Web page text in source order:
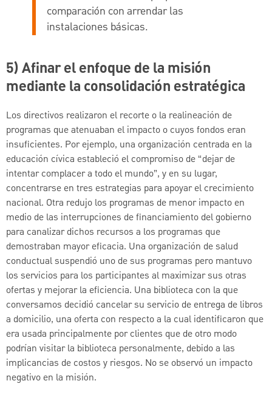
comparación con arrendar las
instalaciones básicas.
5) Afinar el enfoque de la misión
mediante la consolidación estratégica
Los directivos realizaron el recorte o la realineación de
programas que atenuaban el impacto o cuyos fondos eran
insuficientes. Por ejemplo, una organización centrada en la
educación cívica estableció el compromiso de “dejar de
intentar complacer a todo el mundo”, y en su lugar,
concentrarse en tres estrategias para apoyar el crecimiento
nacional. Otra redujo los programas de menor impacto en
medio de las interrupciones de financiamiento del gobierno
para canalizar dichos recursos a los programas que
demostraban mayor eficacia. Una organización de salud
conductual suspendió uno de sus programas pero mantuvo
los servicios para los participantes al maximizar sus otras
ofertas y mejorar la eficiencia. Una biblioteca con la que
conversamos decidió cancelar su servicio de entrega de libros
a domicilio, una oferta con respecto a la cual identificaron que
era usada principalmente por clientes que de otro modo
podrían visitar la biblioteca personalmente, debido a las
implicancias de costos y riesgos. No se observó un impacto
negativo en la misión.